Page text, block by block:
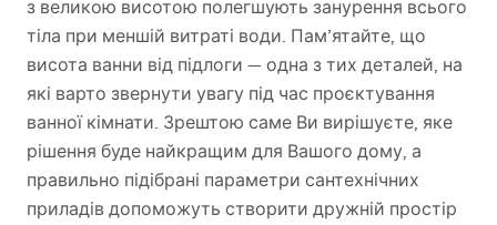
з великою висотою полегшують занурення всього
тіла при меншій витраті води. Пам’ятайте, що
висота ванни від підлоги — одна з тих деталей, на
які варто звернути увагу під час проєктування
ванної кімнати. Зрештою саме Ви вирішуєте, яке
рішення буде найкращим для Вашого дому, а
правильно підібрані параметри сантехнічних
приладів допоможуть створити дружній простір